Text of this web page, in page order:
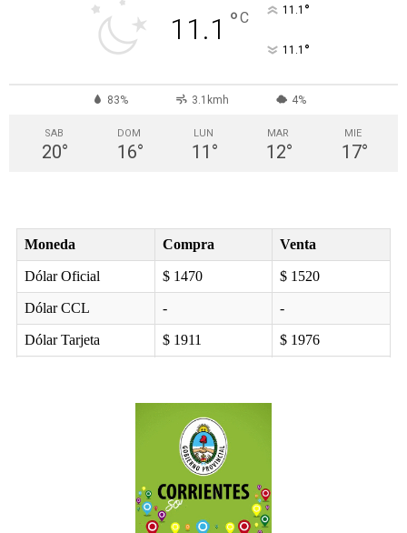
11.1 °C 11.1 °
11.1 °
83% 3.1kmh 4%
SAB
20°
DOM
16°
LUN
11 °
MAR
12°
MIE
17°